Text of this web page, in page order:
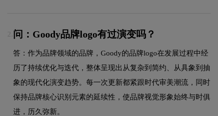
2. 问：Goody品牌logo有过演变吗？
答：作为品牌领域的品牌，Goody的品牌logo在发展过程中经
历了持续优化与迭代，整体呈现出从复杂到简约、从具象到抽
象的现代化演变趋势。每一次更新都紧跟时代审美潮流，同时
保持品牌核心识别元素的延续性，使品牌视觉形象始终与时俱
进，历久弥新。